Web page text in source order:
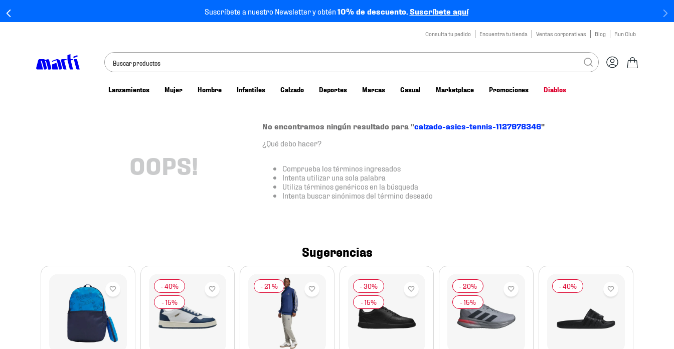
Suscríbete a nuestro Newsletter y obtén10% de descuento.Suscríbete aquí
Consulta tu pedido Encuentra tu tienda Ventas corporativas Blog Run Club
Buscar productos
Lanzamientos Mujer Hombre Infantiles Calzado Deportes Marcas Casual Marketplace Promociones Diablos
OOPS!
No encontramos ningún resultado para "calzado-asics-tennis-1127978346"
¿Qué debo hacer?
Comprueba los términos ingresados
Intenta utilizar una sola palabra
Utiliza términos genéricos en la búsqueda
Intenta buscar sinónimos del término deseado
Sugerencias
-21 %
tenis nike